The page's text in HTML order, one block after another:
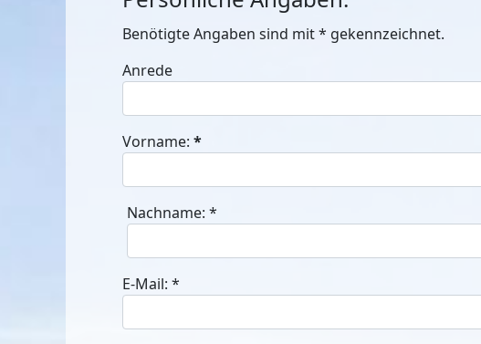
Benötigte Angaben sind mit* gekennzeichnet.
Anrede
Vorname: *
Nachname: *
E-Mail: *